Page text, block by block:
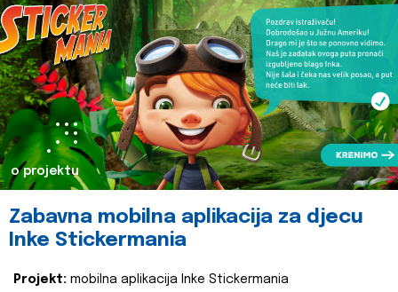
o projektu
Zabavna mobilna aplikacija za djecu
Inke Stickermania
Projekt: mobilna aplikacija Inke Stickermania